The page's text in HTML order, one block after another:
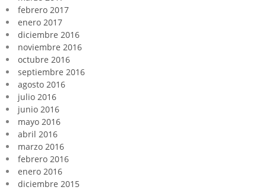
febrero 2017
enero 2017
diciembre 2016
noviembre 2016
octubre 2016
septiembre 2016
agosto 2016
julio 2016
junio 2016
mayo 2016
abril 2016
marzo 2016
febrero 2016
enero 2016
diciembre 2015